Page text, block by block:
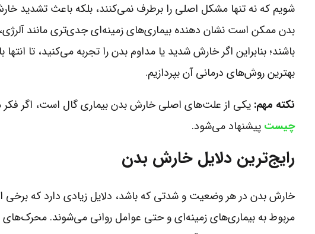
شویم که نه تنها مشکل اصلی را برطرف نمی‌کنند، بلکه باعث تشدید
بدن ممکن است نشان دهنده بیماری‌های زمینه‌ای جدی‌تری مانند
باشند؛ بنابراین اگر خارش شدید یا مداوم بدن را تجربه می‌کنید، تا
بهترین روش‌های درمانی آن بپردازیم.
نکته مهم: یکی از علت‌های اصلی خارش بدن بیماری گال است، اگر فکر
چیست پیشنهاد می‌شود.
رایج‌ترین دلایل خارش بدن
خارش بدن در هر وضعیت و شدتی که باشد، دلایل زیادی دارد که برخی
مربوط به بیماری‌های زمینه‌ای و حتی عوامل روانی می‌شوند.